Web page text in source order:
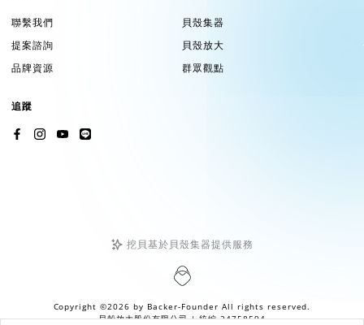
聯繫我們
提案諮詢
品牌資源
貝殼集器
貝殼放大
群眾觀點
追蹤
挖貝基於貝殼集器提供服務
Copyright ©2026 by Backer-Founder All rights reserved.
貝殼放大股份有限公司| 統編 24758594